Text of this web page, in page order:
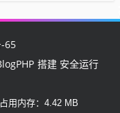
65
搭建 安全运行
占用内存：4.42 MB